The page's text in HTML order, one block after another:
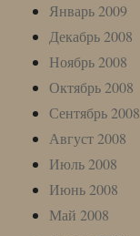
Январь 2009
Декабрь 2008
Ноябрь 2008
Октябрь 2008
Сентябрь 2008
Август 2008
Июль 2008
Июнь 2008
Май 2008